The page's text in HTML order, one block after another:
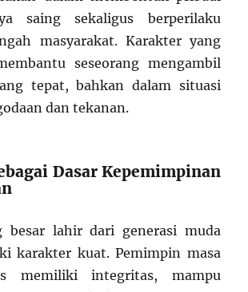
saing sekaligus berperilaku
masyarakat. Karakter yang
seseorang mengambil
tepat, bahkan dalam situasi
dan tekanan.
Dasar Kepemimpinan
besar lahir dari generasi muda
karakter kuat. Pemimpin masa
memiliki integritas, mampu